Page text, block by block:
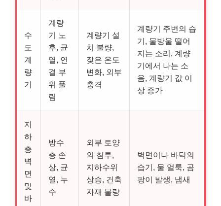
수
도
계
량
기
계량
기 노
후, 균
열, 연
결 부
위 풀
림
계량기 설
치 불량,
잦은 온도
변화, 외부
충격
계량기 주변의 습
기, 물방울 떨어
지는 소리, 계량
기에서 나는 소
음, 계량기 값 이
상 증가
지
하
층
벽
면
및
바
방수
층 손
상, 균
열, 누
수
외부 토양
의 침투,
지하수위
상승, 건축
자재 불량
벽면이나 바닥의
습기, 물 얼룩, 곰
팡이 발생, 냄새